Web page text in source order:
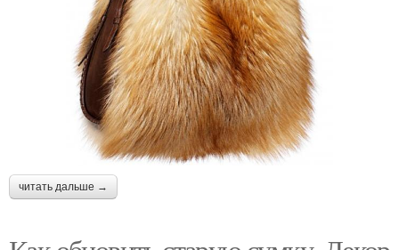
читать дальше →